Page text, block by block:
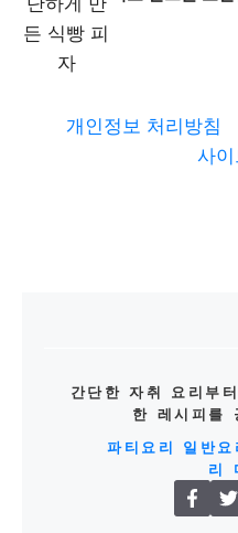
개인정보 처리방침
사이
간단한 자취 요리부
한 레시피를
파티요리
일반요
리